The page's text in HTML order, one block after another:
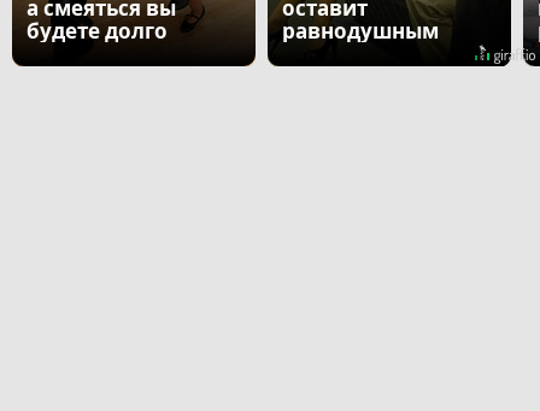
а смеяться вы
будете долго
оставит
равнодушным